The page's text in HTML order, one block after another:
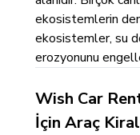
ekosistemlerin
ekosistemler, su
erozyonunu
Wish Car
İçin Araç